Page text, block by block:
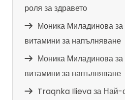
роля за здравето
Моника Миладиноваза
витамини за напълняване
Моника Миладиноваза
витамини за напълняване
Traqnka Ilievaза Най-